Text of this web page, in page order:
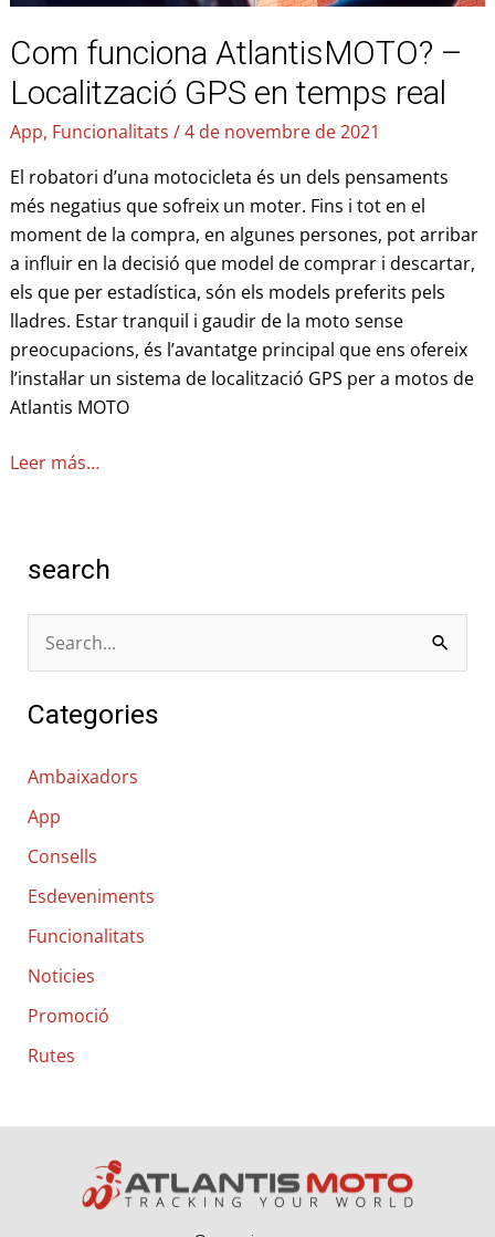
Com funciona AtlantisMOTO? –
Localització GPS en temps real
App, Funcionalitats /4 de novembre de 2021
El robatori d’una motocicleta és un dels pensaments
més negatius que sofreix un moter. Fins i tot en el
moment de la compra, en algunes persones, pot arribar
a influir en la decisió que model de comprar i descartar,
els que per estadística, són els models preferits pels
lladres. Estar tranquil i gaudir de la moto sense
preocupacions, és l’avantatge principal que ens ofereix
l’instal·lar un sistema de localització GPS per a motos de
Atlantis MOTO
Leer más…
search
r
a
:
Categories
Ambaixadors
App
Consells
Esdeveniments
Funcionalitats
Noticies
Promoció
Rutes